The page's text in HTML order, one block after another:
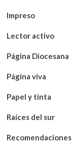
Impreso
Lector activo
Página Diocesana
Página viva
Papel y tinta
Raíces del sur
Recomendaciones